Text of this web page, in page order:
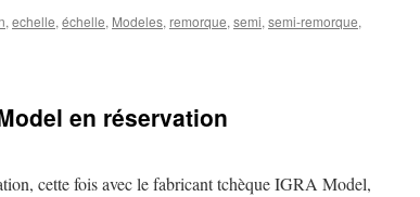
, echelle, échelle, Modeles, remorque, semi, semi-remorque,
en réservation
cette fois avec le fabricant tchèque IGRA Model,